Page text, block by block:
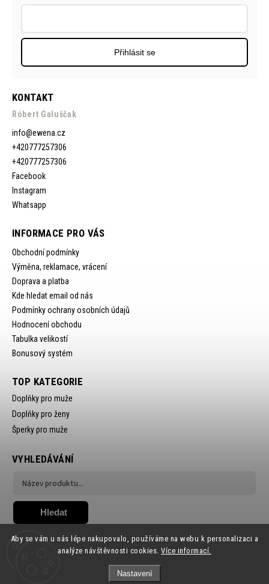
Aby se vám u nás lépe nakupovalo, používáme na webu k personalizaci a
analýze návštěvnosti cookies.Více informací.
Nastavení
KONTAKT
Róbert Galuščak
info@ewena.cz
+420777257306
+420777257306
Facebook
Instagram
Whatsapp
INFORMACE PRO VÁS
Obchodní podmínky
Výměna, reklamace, vrácení
Doprava a platba
Kde hledat email od nás
Podmínky ochrany osobních údajů
Hodnocení obchodu
Tabulka velikostí
Bonusový systém
Přihlásit se
TOP KATEGORIE
Doplňky pro muže
Doplňky pro ženy
Šperky pro muže
VYHLEDÁVÁNÍ
Hledat